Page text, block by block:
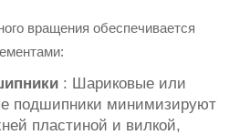
вращения обеспечивается
: Шариковые или
подшипники минимизируют
пластиной и вилкой,